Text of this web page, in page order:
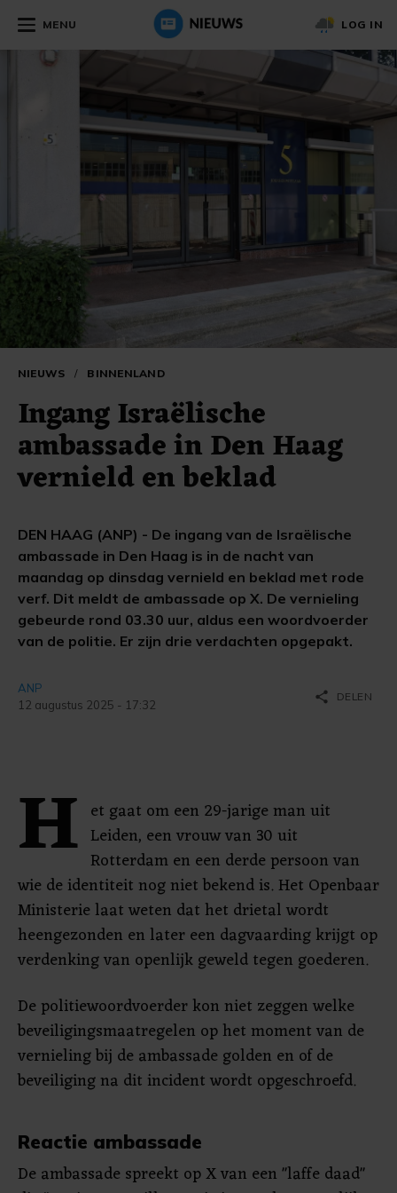
MENU LOG IN
NIEUWS / BINNENLAND
Ingang Israëlische
ambassade in Den Haag
vernield en beklad
DEN HAAG (ANP) - De ingang van de Israëlische
ambassade in Den Haag is in de nacht van
maandag op dinsdag vernield en beklad met rode
verf. Dit meldt de ambassade op X. De vernieling
gebeurde rond 03.30 uur, aldus een woordvoerder
van de politie. Er zijn drie verdachten opgepakt.
ANP
12 augustus 2025 - 17:32
share DELEN
H et gaat om een 29-jarige man uit
Leiden, een vrouw van 30 uit
Rotterdam en een derde persoon van
wie de identiteit nog niet bekend is. Het Openbaar
Ministerie laat weten dat het drietal wordt
heengezonden en later een dagvaarding krijgt op
verdenking van openlijk geweld tegen goederen.
De politiewoordvoerder kon niet zeggen welke
beveiligingsmaatregelen op het moment van de
vernieling bij de ambassade golden en of de
beveiliging na dit incident wordt opgeschroefd.
Reactie ambassade
De ambassade spreekt op X van een "laffe daad"